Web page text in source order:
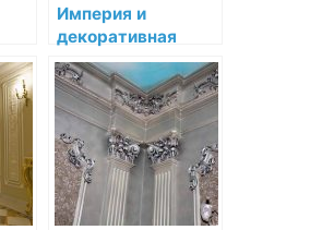
Империя и
декоративная
лепнина:
монументальность
и роскошь